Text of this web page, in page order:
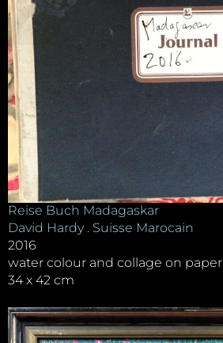
Reise Buch Madagaskar
David Hardy . Suisse Marocain
2016
water colour and collage on paper
34 x 42 cm